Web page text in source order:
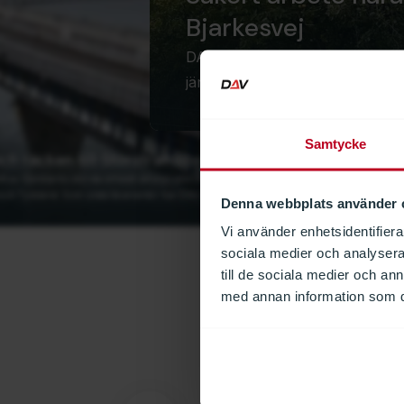
Samtycke
Denna webbplats använder
Vi använder
sociala medier och
till de sociala medier och
med annan information som
räcken till Storstrømsbron
Bjarkesvej
DAV NORDIC har levererat
järnväg. Arbetet krävde hög